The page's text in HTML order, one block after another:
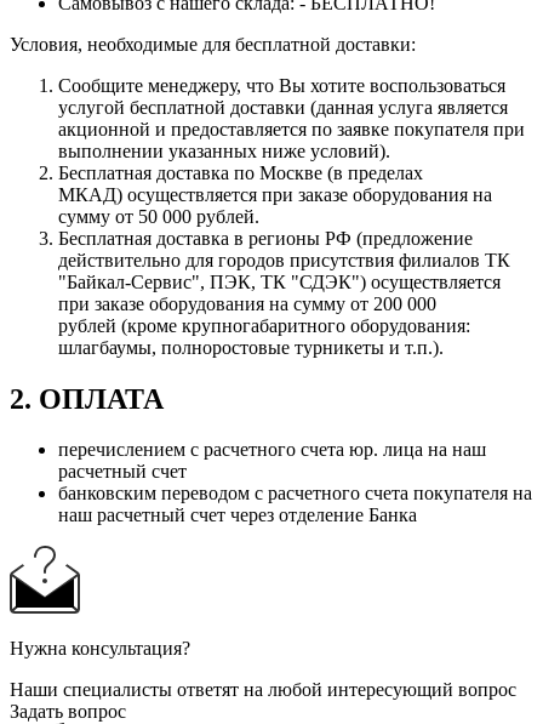
Условия, необходимые для бесплатной доставки:
Сообщите менеджеру, что Вы хотите воспользоваться
услугой бесплатной доставки (данная услуга является
акционной и предоставляется по заявке покупателя при
выполнении указанных ниже условий).
Бесплатная доставка по Москве (в пределах
МКАД) осуществляется при заказе оборудования на
сумму от 50 000 рублей.
Бесплатная доставка в регионы РФ (предложение
действительно для городов присутствия филиалов ТК
"Байкал-Сервис", ПЭК, ТК "СДЭК") осуществляется
при заказе оборудования на сумму от 200 000
рублей (кроме крупногабаритного оборудования:
шлагбаумы, полноростовые турникеты и т.п.).
2. ОПЛАТА
перечислением с расчетного счета юр. лица на наш
расчетный счет
банковским переводом с расчетного счета покупателя на
наш расчетный счет через отделение Банка
Нужна консультация?
Наши специалисты ответят на любой интересующий вопрос
Задать вопрос